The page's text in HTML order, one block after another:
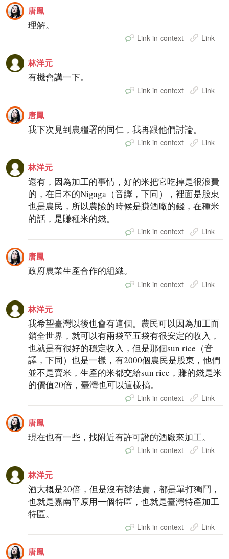
唐鳳
理解。
Link in context Link
林洋元
有機會講一下。
Link in context Link
唐鳳
我下次見到農糧署的同仁，我再跟他們討論。
Link in context Link
林洋元
還有，因為加工的事情，好的米把它吃掉是很浪費
的，在日本的Nigaga（音譯，下同），裡面是股東
也是農民，所以農險的時候是賺酒廠的錢，在種米
的話，是賺種米的錢。
Link in context Link
唐鳳
政府農業生產合作的組織。
Link in context Link
林洋元
我希望臺灣以後也會有這個。農民可以因為加工而
銷全世界，就可以有兩袋至五袋有很安定的收入，
也就是有很好的穩定收入，但是那個sun rice（音
譯，下同）也是一樣，有2000個農民是股東，他們
並不是賣米，生產的米都交給sun rice，賺的錢是米
的價值20倍，臺灣也可以這樣搞。
Link in context Link
唐鳳
現在也有一些，找附近有許可證的酒廠來加工。
Link in context Link
林洋元
酒大概是20倍，但是沒有辦法賣，都是單打獨鬥，
也就是嘉南平原用一個特區，也就是臺灣特產加工
特區。
Link in context Link
唐鳳